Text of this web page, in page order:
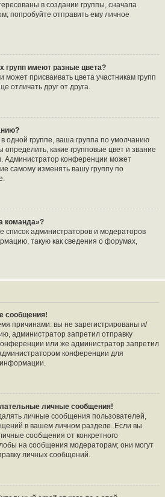
в создании группы, сначала
попробуйте отправить ему личное
групп имеют разные цвета?
присваивать цвета участникам групп
отличать друг от друга.
одной группе, ваша группа по умолчанию
определить, какие групповые цвет и звание
Администратор конференции может
самому изменять вашу группу по
команда»?
список администраторов и модераторов
такую как сведения о форумах,
сообщения!
причинами: вы не зарегистрированы и/
администратор запретил отправку
или же администратор запретил
конференции для
личные сообщения!
личные сообщения пользователей,
в вашем личном разделе. Если вы
сообщения от конкретного
на сообщения модераторам; они могут
личных сообщений.